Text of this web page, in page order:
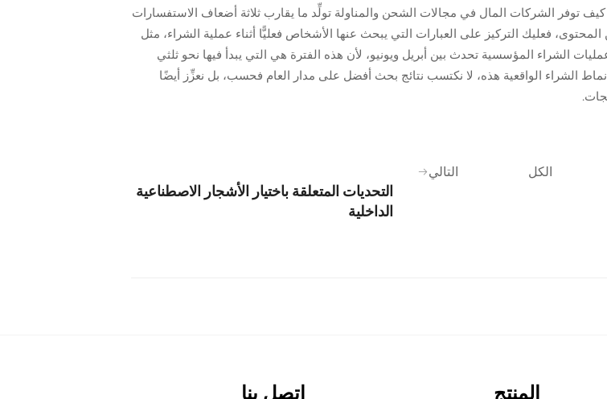
توفر الشركات المال في مجالات الشحن والمناولة تولِّد ما يقارب ثلاثة أضعاف الاستفسارات
فعليك التركيز على العبارات التي يبحث عنها الأشخاص فعليًّا أثناء عملية الشراء، مثل
الشراء المؤسسية تحدث بين أبريل ويونيو، لأن هذه الفترة هي التي يبدأ فيها نحو ثلثي
الشراء الواقعية هذه، لا نكتسب نتائج بحث أفضل على مدار العام فحسب، بل نعزِّز أيضًا
الكل التالي
التحديات المتعلقة باختيار الأشجار الاصطناعية
الداخلية
المنتج اتصل بنا